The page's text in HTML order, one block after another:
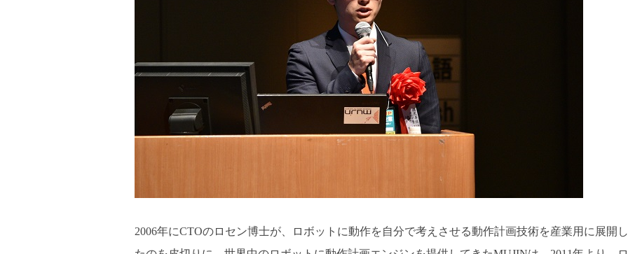
2006年にCTOのロセン博士が、ロボットに動作を自分で考えさせる動作計画技術を産業用に展開し